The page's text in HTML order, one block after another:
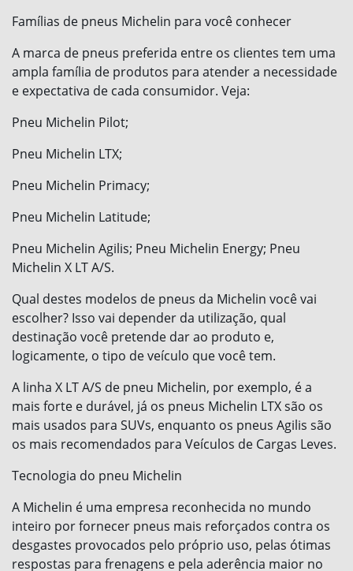
Famílias de pneus Michelin para você conhecer
A marca de pneus preferida entre os clientes tem uma
ampla família de produtos para atender a necessidade
e expectativa de cada consumidor. Veja:
Pneu Michelin Pilot;
Pneu Michelin LTX;
Pneu Michelin Primacy;
Pneu Michelin Latitude;
Pneu Michelin Agilis; Pneu Michelin Energy; Pneu
Michelin X LT A/S.
Qual destes modelos de pneus da Michelin você vai
escolher? Isso vai depender da utilização, qual
destinação você pretende dar ao produto e,
logicamente, o tipo de veículo que você tem.
A linha X LT A/S de pneu Michelin, por exemplo, é a
mais forte e durável, já os pneus Michelin LTX são os
mais usados para SUVs, enquanto os pneus Agilis são
os mais recomendados para Veículos de Cargas Leves.
Tecnologia do pneu Michelin
A Michelin é uma empresa reconhecida no mundo
inteiro por fornecer pneus mais reforçados contra os
desgastes provocados pelo próprio uso, pelas ótimas
respostas para frenagens e pela aderência maior no